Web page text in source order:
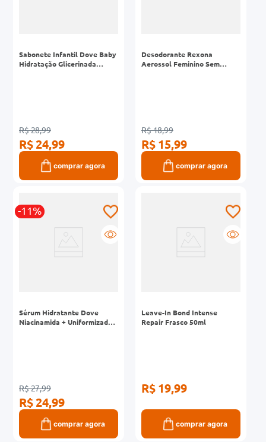
Sabonete Infantil Dove Baby
Hidratação Glicerinada
R$ 28,99
R$ 24,99
comprar agora
Desodorante Rexona
Aerossol Feminino Sem
R$ 18,99
R$ 15,99
comprar agora
-11%
Sérum Hidratante Dove
Niacinamida + Uniformizador
R$ 27,99
R$ 24,99
comprar agora
Leave-In Bond Intense
Repair Frasco 50ml
R$ 19,99
comprar agora